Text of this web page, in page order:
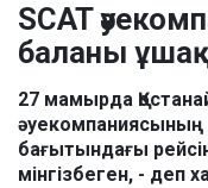
SCAT
баланы
27 мамырда
әуекомпаниясының
бағытындағы
мінгізбеген, - деп